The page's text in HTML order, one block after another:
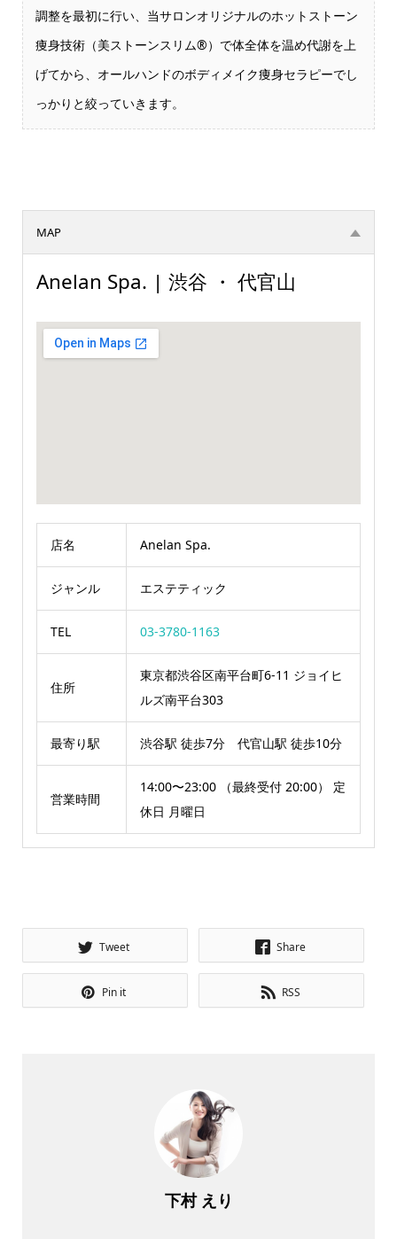
調整を最初に行い、当サロンオリジナルのホットストーン
痩身技術（美ストーンスリム®）で体全体を温め代謝を上
げてから、オールハンドのボディメイク痩身セラピーでし
っかりと絞っていきます。
MAP
Anelan Spa. | 渋谷 ・ 代官山
店名 Anelan Spa.
ジャンル エステティック
TEL 03-3780-1163
住所
東京都渋谷区南平台町6-11 ジョイヒ
ルズ南平台303
最寄り駅 渋谷駅 徒歩7分 代官山駅 徒歩10分
営業時間
14:00〜23:00 （最終受付 20:00） 定
休日 月曜日
Tweet Share
Pin it RSS
下村 えり